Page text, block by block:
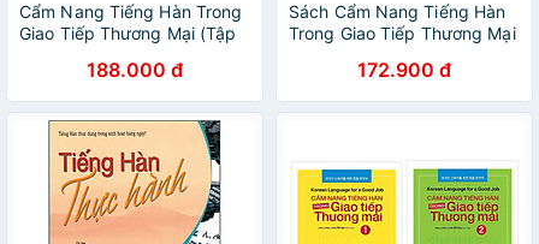
Cẩm Nang Tiếng Hàn Trong
Giao Tiếp Thương Mại (Tập
188.000 đ
Sách Cẩm Nang Tiếng Hàn
Trong Giao Tiếp Thương Mại
172.900 đ